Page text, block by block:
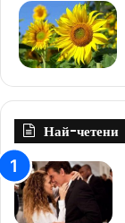
Най-четени